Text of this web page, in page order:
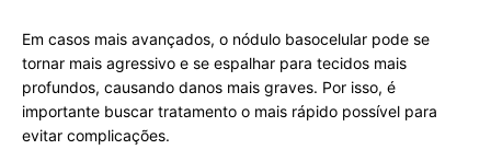
Em casos mais avançados, o nódulo basocelular pode se
tornar mais agressivo e se espalhar para tecidos mais
profundos, causando danos mais graves. Por isso, é
importante buscar tratamento o mais rápido possível para
evitar complicações.